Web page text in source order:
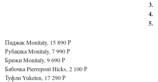
3.
4.
5.
Пиджак Monitaly, 15 890 Р
Рубашка Monitaly, 7 990 Р
Брюки Monitaly, 9 690 Р
Бабочка Pierrepont Hicks, 2 100 Р
Туфли Yuketen, 17 290 Р